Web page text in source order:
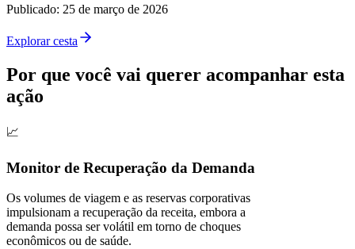
Publicado: 25 de março de 2026
Explorar cesta
Por que você vai querer acompanhar esta
ação
📈
Monitor de Recuperação da Demanda
Os volumes de viagem e as reservas corporativas
impulsionam a recuperação da receita, embora a
demanda possa ser volátil em torno de choques
econômicos ou de saúde.